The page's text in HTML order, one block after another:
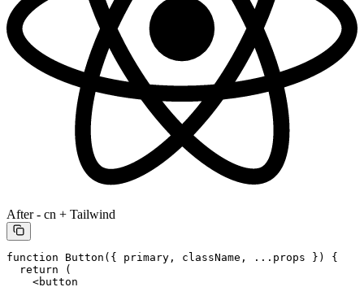
After - cn + Tailwind
function Button ({ primary , className , ... props }) {
  return
(
    <
button